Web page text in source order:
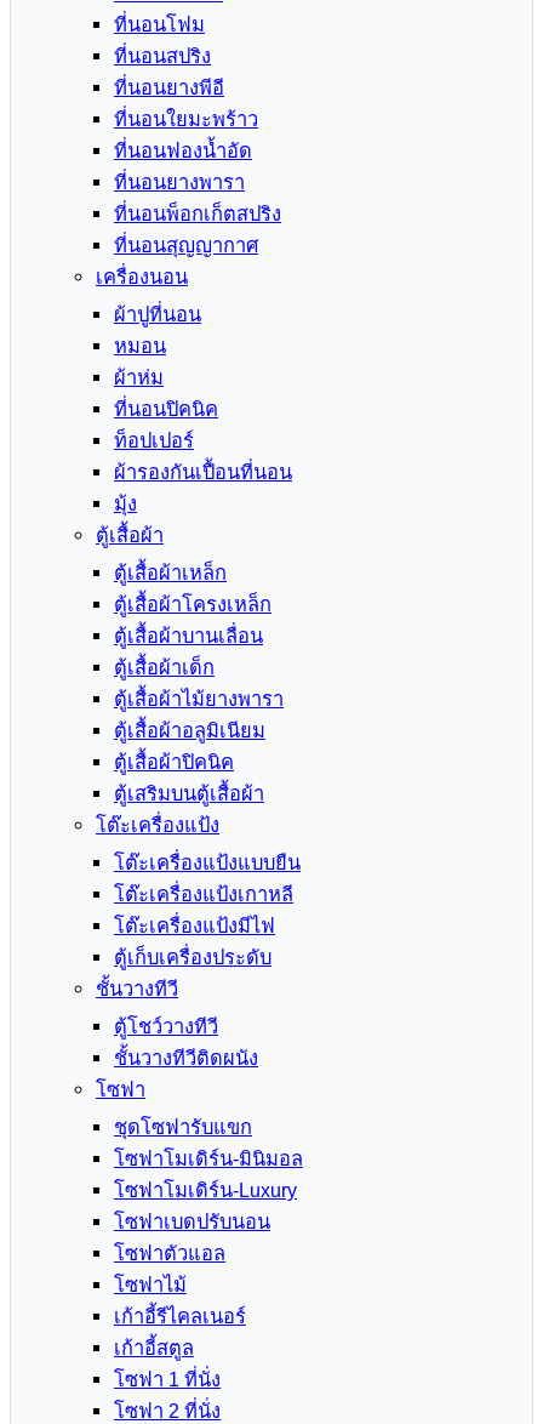
ที่นอนโฟม
ที่นอนสปริง
ที่นอนยางพีอี
ที่นอนใยมะพร้าว
ที่นอนฟองน้ำอัด
ที่นอนยางพารา
ที่นอนพ็อกเก็ตสปริง
ที่นอนสุญญากาศ
เครื่องนอน
ผ้าปูที่นอน
หมอน
ผ้าห่ม
ที่นอนปิคนิค
ท็อปเปอร์
ผ้ารองกันเปื้อนที่นอน
มุ้ง
ตู้เสื้อผ้า
ตู้เสื้อผ้าเหล็ก
ตู้เสื้อผ้าโครงเหล็ก
ตู้เสื้อผ้าบานเลื่อน
ตู้เสื้อผ้าเด็ก
ตู้เสื้อผ้าไม้ยางพารา
ตู้เสื้อผ้าอลูมิเนียม
ตู้เสื้อผ้าปิคนิค
ตู้เสริมบนตู้เสื้อผ้า
โต๊ะเครื่องแป้ง
โต๊ะเครื่องแป้งแบบยืน
โต๊ะเครื่องแป้งเกาหลี
โต๊ะเครื่องแป้งมีไฟ
ตู้เก็บเครื่องประดับ
ชั้นวางทีวี
ตู้โชว์วางทีวี
ชั้นวางทีวีติดผนัง
โซฟา
ชุดโซฟารับแขก
โซฟาโมเดิร์น-มินิมอล
โซฟาโมเดิร์น-Luxury
โซฟาเบดปรับนอน
โซฟาตัวแอล
โซฟาไม้
เก้าอี้รีไคลเนอร์
เก้าอี้สตูล
โซฟา 1 ที่นั่ง
โซฟา 2 ที่นั่ง